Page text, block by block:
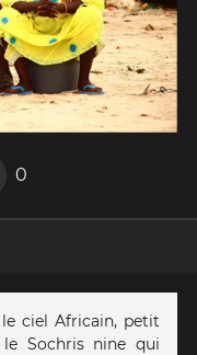
0
ciel Africain, petit
Sochris nine qui